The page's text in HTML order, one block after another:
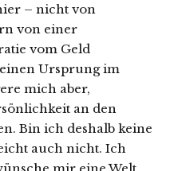
– nicht von
von einer
vom Geld
Ursprung im
mich aber,
an den
Bin ich deshalb keine
auch nicht. Ich